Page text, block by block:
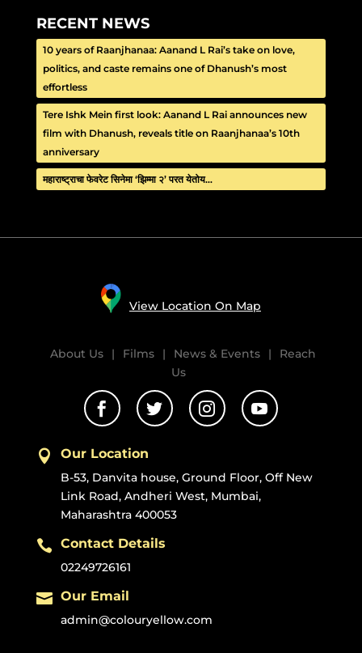
RECENT NEWS
10 years of Raanjhanaa: Aanand L Rai’s take on love,
politics, and caste remains one of Dhanush’s most
effortless
Tere Ishk Mein first look: Aanand L Rai announces new
film with Dhanush, reveals title on Raanjhanaa’s 10th
anniversary
महाराष्ट्राचा फेवरेट सिनेमा ‘झिम्मा २’ परत येतोय…
View Location On Map
About Us | Films | News & Events |
Reach
Us
   
 Our Location
B-53, Danvita house, Ground Floor, Off New
Link Road, Andheri West, Mumbai,
Maharashtra 400053
 Contact Details
02249726161
 Our Email
admin@colouryellow.com